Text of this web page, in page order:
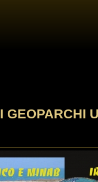
GEOPARCHI